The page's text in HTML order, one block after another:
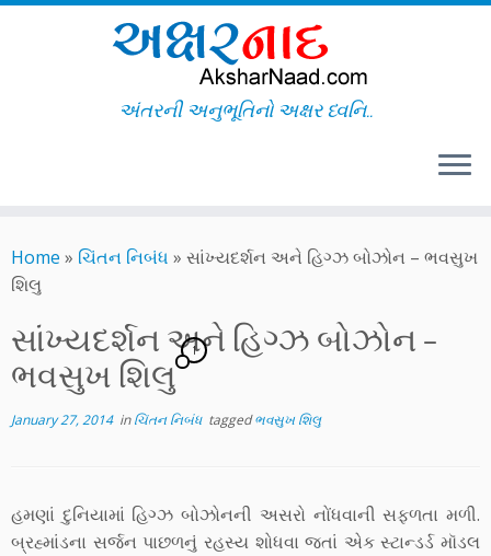
to
content
અંતરની અનુભૂતિનો અક્ષર ધ્વનિ..
Home » ચિંતન નિબંધ » સાંખ્યદર્શન અને હિગ્ઝ બોઝોન – ભવસુખ
શિલુ
સાંખ્યદર્શન અને હિગ્ઝ બોઝોન –
ભવસુખ શિલુ
1
January 27, 2014inચિંતન નિબંધ taggedભવસુખ શિલુ
હમણાં દુનિયામાં હિગ્ઝ બોઝોનની અસરો નોંધવાની સફળતા મળી.
બ્રહ્માંડના સર્જન પાછળનું રહસ્ય શોધવા જતાં એક સ્ટાન્ડર્ડ મૉડલ